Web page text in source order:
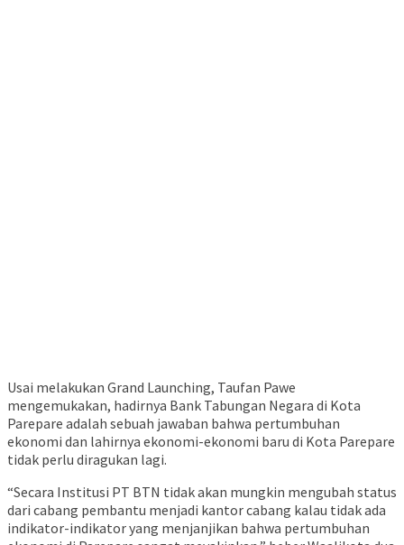
Usai melakukan Grand Launching, Taufan Pawe
mengemukakan, hadirnya Bank Tabungan Negara di Kota
Parepare adalah sebuah jawaban bahwa pertumbuhan
ekonomi dan lahirnya ekonomi-ekonomi baru di Kota Parepare
tidak perlu diragukan lagi.
“Secara Institusi PT BTN tidak akan mungkin mengubah status
dari cabang pembantu menjadi kantor cabang kalau tidak ada
indikator-indikator yang menjanjikan bahwa pertumbuhan